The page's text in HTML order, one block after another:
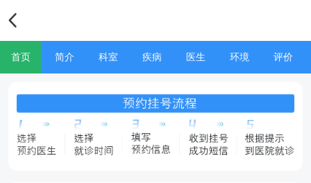
首页 简介 科室 疾病 医生 环境 评价